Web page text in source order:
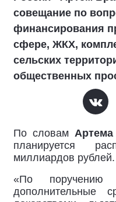
совещание по
финансирования
сфере, ЖКХ,
сельских
общественных
По словам
планируется
миллиардов рублей.
«По поручению
дополнительные